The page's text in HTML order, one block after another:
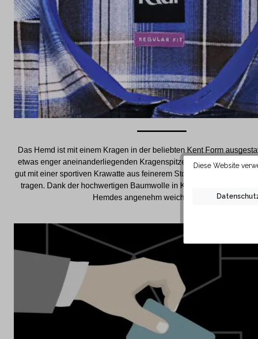
Das Hemd ist mit einem Kragen in der beliebten Kent Form
etwas enger aneinanderliegenden Kragenspitzen lässt sich diese
gut mit einer sportiven Krawatte aus feinerem Stoff und schmäleren
tragen. Dank der hochwertigen Baumwolle in KAUF Qualität liegt
Hemdes angenehm weich auf der Haut.
Diese Website